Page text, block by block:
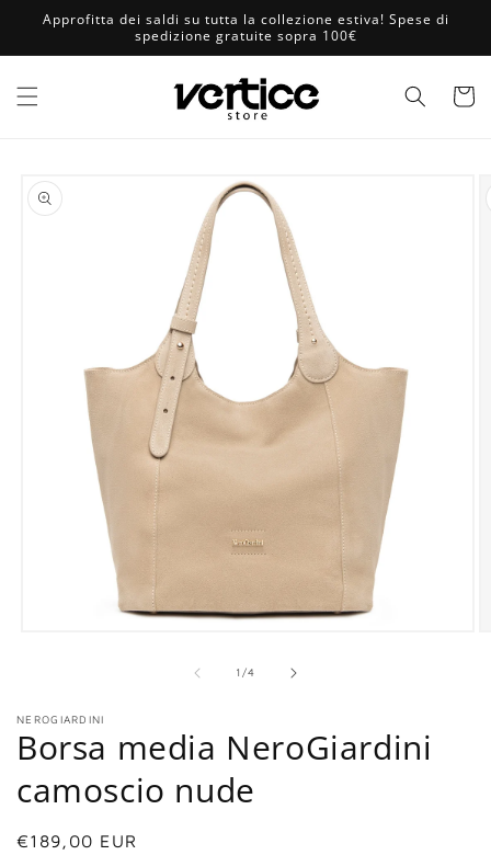
direttamente
Approfitta dei saldi su tutta la collezione estiva! Spese di
spedizione gratuite sopra 100€
Carrello
informazioni
sul prodotto
finestra
modale
1 /su
4
NEROGIARDINI
Borsa media NeroGiardini
camoscio nude
Prezzo
€189,00 EUR